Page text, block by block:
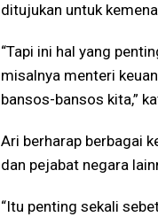
ditujukan untuk
“Tapi ini hal yang
misalnya menteri
bansos-bansos kita,”
Ari berharap berbagai
dan pejabat negara
“Itu penting sekali